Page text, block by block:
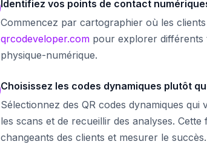
Identifiez vos points de contact
Commencez par cartographier où les
qrcodeveloper.com pour explorer différents
physique-numérique.
Choisissez les codes dynamiques plutôt
Sélectionnez des QR codes dynamiques
les scans et de recueillir des analyses.
changeants des clients et mesurer le succès.